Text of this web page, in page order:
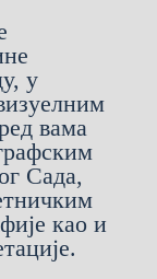
у
вама
Сада,
као и